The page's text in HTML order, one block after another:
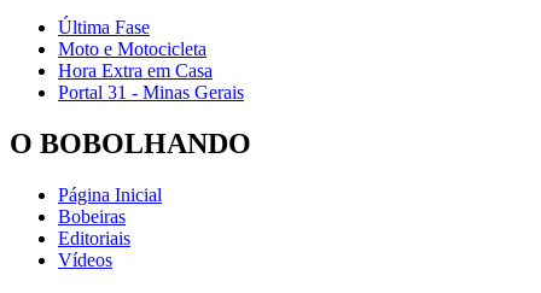
Última Fase
Moto e Motocicleta
Hora Extra em Casa
Portal 31 - Minas Gerais
O BOBOLHANDO
Página Inicial
Bobeiras
Editoriais
Vídeos